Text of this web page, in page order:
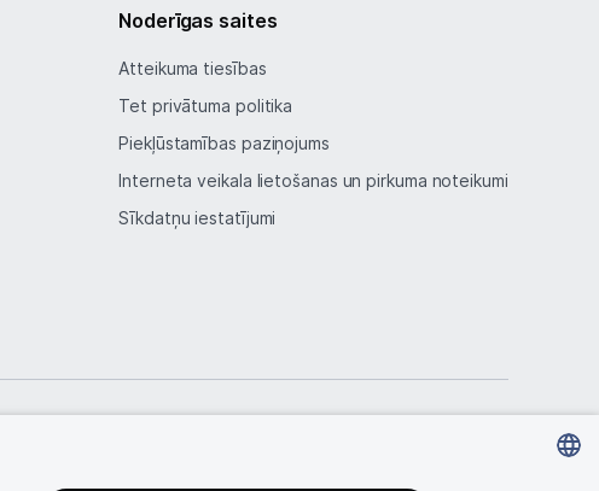
Noderīgas saites
Atteikuma tiesības
Tet privātuma politika
Piekļūstamības paziņojums
Interneta veikala lietošanas un pirkuma noteikumi
Sīkdatņu iestatījumi